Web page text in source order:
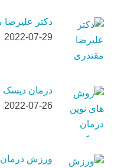
دکتر علیرضا
2022-07-29
درمان دیسک
2022-07-26
ورزش درمان